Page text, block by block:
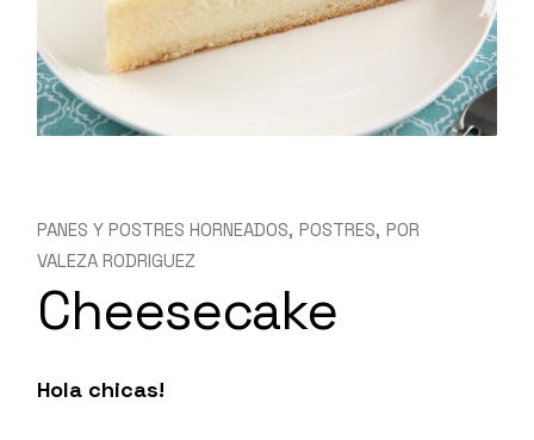
PANES Y POSTRES HORNEADOS POSTRES POR
VALEZA RODRIGUEZ
Cheesecake
Hola chicas!